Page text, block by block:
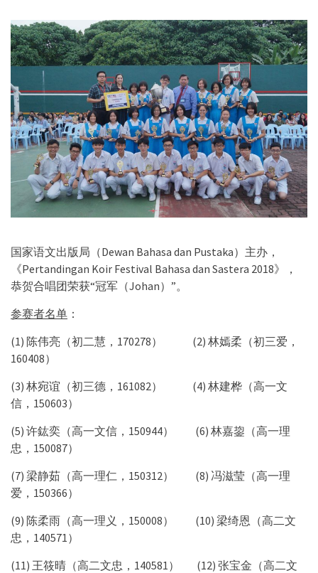
国家语文出版局（Dewan Bahasa dan Pustaka）主办，
《Pertandingan Koir Festival Bahasa dan Sastera 2018》，
恭贺合唱团荣获“冠军（Johan）”。
参赛者名单 ：
(1) 陈伟亮（初二慧，170278） (2) 林嫣柔（初三爱，
160408）
(3) 林宛谊（初三德，161082） (4) 林建桦（高一文
信，150603）
(5) 许鈜奕（高一文信，150944） (6) 林嘉鋆（高一理
忠，150087）
(7) 梁静茹（高一理仁，150312） (8) 冯滋莹（高一理
爱，150366）
(9) 陈柔雨（高一理义，150008） (10) 梁绮恩（高二文
忠，140571）
(11) 王筱晴（高二文忠，140581） (12) 张宝金（高二文